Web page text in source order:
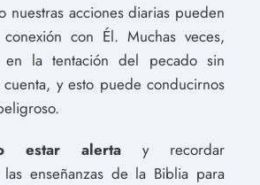
nuestras acciones diarias pueden
con Él. Muchas veces,
en la tentación del pecado sin
y esto puede conducirnos
estar alerta y recordar
las enseñanzas de la Biblia para